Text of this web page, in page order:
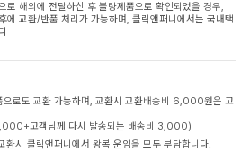
로 해외에 전달하신 후 불량제품으로 확인되었을 경우,
에 교환/반품 처리가 가능하며, 클릭앤퍼니에서는 국내택
으로도 교환 가능하며, 교환시 교환배송비 6,000원은 고
고객님께 다시 발송되는 배송비 3,000)
환시 클릭앤퍼니에서 왕복 운임을 모두 부담합니다.